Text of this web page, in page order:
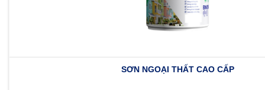
SƠN NGOẠI THẤT CAO CẤP